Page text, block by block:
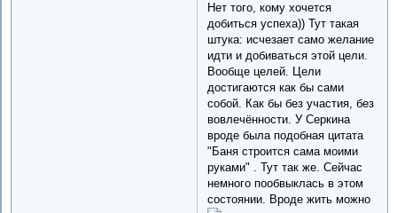
Нет того, кому хочется
добиться успеха)) Тут такая
штука: исчезает само желание
идти и добиваться этой цели.
Вообще целей. Цели
достигаются как бы сами
собой. Как бы без участия, без
вовлечённости. У Серкина
вроде была подобная цитата
"Баня строится сама моими
руками" . Тут так же. Сейчас
немного пообвыклась в этом
состоянии. Вроде жить можно